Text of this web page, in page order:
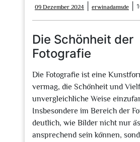
09 Dezember 2024
Dezember
2024
erwinadamsde
Die Schönheit der
Fotografie
Die Fotografie ist eine
vermag, die Schönheit und
unvergleichliche Weise
Insbesondere im Bereich der
deutlich, wie Bilder nicht nur
ansprechend sein können,